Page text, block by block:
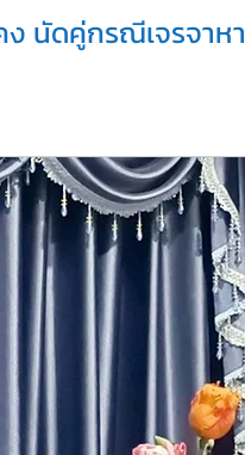
ง นัดคู่กรณีเจรจาหา